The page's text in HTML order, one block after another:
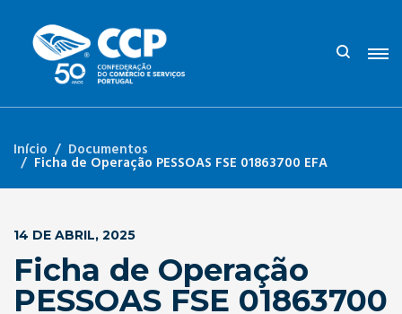
Início Documentos
Ficha de Operação PESSOAS FSE 01863700 EFA
14 DE ABRIL, 2025
Ficha de Operação
PESSOAS FSE 01863700